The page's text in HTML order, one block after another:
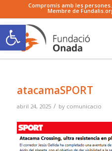
Obre la barra d'eines
Compromís amb les
Membre de
atacamaSPORT
abril 24, 2025 / by comunicacio